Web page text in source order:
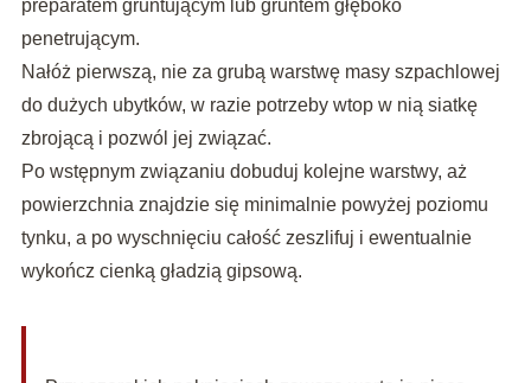
preparatem gruntującym lub gruntem głęboko
penetrującym.
Nałóż pierwszą, nie za grubą warstwę masy szpachlowej
do dużych ubytków, w razie potrzeby wtop w nią siatkę
zbrojącą i pozwól jej związać.
Po wstępnym związaniu dobuduj kolejne warstwy, aż
powierzchnia znajdzie się minimalnie powyżej poziomu
tynku, a po wyschnięciu całość zeszlifuj i ewentualnie
wykończ cienką gładzią gipsową.